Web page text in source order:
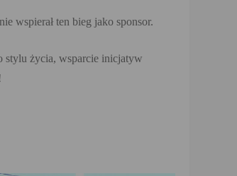
wspierał ten bieg jako sponsor.
stylu życia, wsparcie inicjatyw